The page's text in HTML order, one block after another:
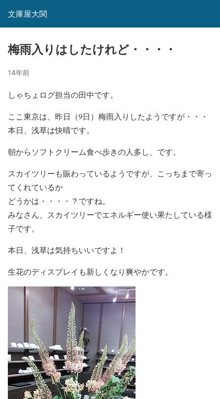
文庫屋大関
梅雨入りはしたけれど・・・・
14年前
しゃちょログ担当の田中です。
ここ東京は、昨日（9日）梅雨入りしたようですが・・・
本日、浅草は快晴です。
朝からソフトクリーム食べ歩きの人多し、です。
スカイツリーも賑わっているようですが、こっちまで寄っ
てくれているか
どうかは・・・・？ですね。
みなさん、スカイツリーでエネルギー使い果たしている様
子です。
本日、浅草は気持ちいいですよ！
生花のディスプレイも新しくなり爽やかです。